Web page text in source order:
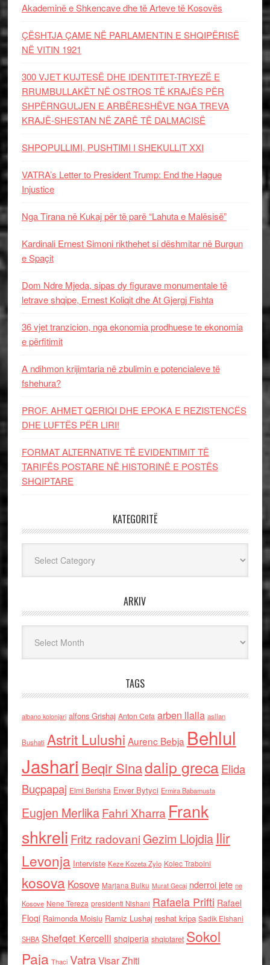
Akademinë e Shkencave dhe të Arteve të Kosovës
ÇËSHTJA ÇAME NË PARLAMENTIN E SHQIPËRISË
NË VITIN 1921
300 VJET KUJTESË DHE IDENTITET-TRYEZË E
RRUMBULLAKËT NË OSTROS TË KRAJËS PËR
SHPËRNGULJEN E ARBËRESHËVE NGA TREVA
KRAJË-SHESTAN NË ZARË TË DALMACISË
SHPOPULLIMI, PUSHTIMI I SHEKULLIT XXI
VATRA’s Letter to President Trump: End the Hague
Injustice
Nga Tirana në Kukaj për të parë “Lahuta e Malësisë”
Kardinali Ernest Simoni rikthehet si dëshmitar në Burgun
e Spaçit
Dom Ndre Mjeda, sipas dy figurave monumentale të
letrave shqipe, Ernest Koliqit dhe At Gjergj Fishta
36 vjet tranzicion, nga ekonomia prodhuese te ekonomia
e përfitimit
A ndihmon krijimtaria në zbulimin e potencialeve të
fshehura?
PROF. AHMET QERIQI DHE EPOKA E REZISTENCЁS
DHE LUFTЁS PЁR LIRI!
FORMAT ALTERNATIVE TË EVIDENTIMIT TË
TARIFËS POSTARE NË HISTORINË E POSTËS
SHQIPTARE
KATEGORITË
ARKIV
TAGS
albano kolonjari alfons Grishaj Anton Cefa arben llalla asllan
Bushati Astrit Lulushi Aurenc Bebja Behlul
Jashari Beqir Sinadalip grecaElida
Buçpapaj Elmi Berisha Enver Bytyci Ermira Babamusta
Eugjen MerlikaFahri Xharra Frank
shkreli Fritz radovaniGezim Llojdia Ilir
Levonja Interviste Keze Kozeta Zylo Kolec Traboini
kosova Kosove Marjana Bulku Murat Gecaj nderroi jete ne
Kosove Nene Tereza presidenti Nishani Rafaela Prifti Rafael
Floqi Raimonda Moisiu Ramiz Lushaj reshat kripa Sadik Elshani
SHBA Shefqet Kercelli shqiperia shqiptaret Sokol
Paja Thaci VatraVisar Zhiti